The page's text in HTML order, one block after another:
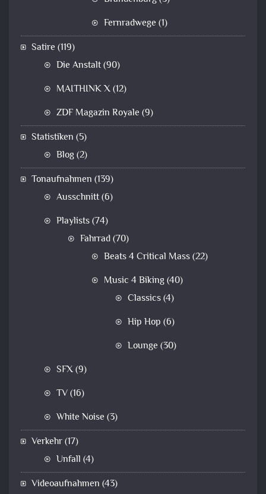
Fernradwege (1)
Satire (119)
Die Anstalt(90)
MAITHINK X(12)
ZDF Magazin Royale (9)
Statistiken (5)
Blog(2)
Tonaufnahmen (139)
Ausschnitt(6)
Playlists(74)
Fahrrad(70)
Beats 4 Critical Mass(22)
Music 4 Biking(40)
Classics(4)
Hip Hop (6)
Lounge (30)
SFX(9)
TV(16)
White Noise (3)
Verkehr(17)
Unfall (4)
Videoaufnahmen (43)